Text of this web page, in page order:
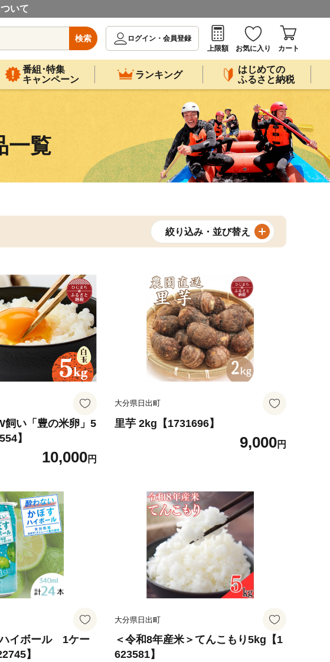
いて
検索
ログイン・会員登録
上限額
お気に入り カート
番組･特集
キャンペーン
ランキング
はじめての
ふるさと納税
一覧
絞り込み・並び替え
飼い「豊の米卵」5
】
10,000円
大分県日出町
里芋 2kg【1731696】
9,000円
イボール 1ケー
】
大分県日出町
＜令和8年産米＞てんこもり5kg【1
623581】